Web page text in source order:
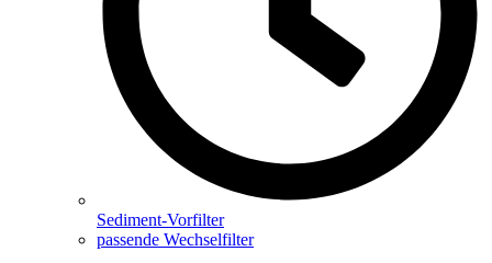
Sediment-Vorfilter
passende Wechselfilter